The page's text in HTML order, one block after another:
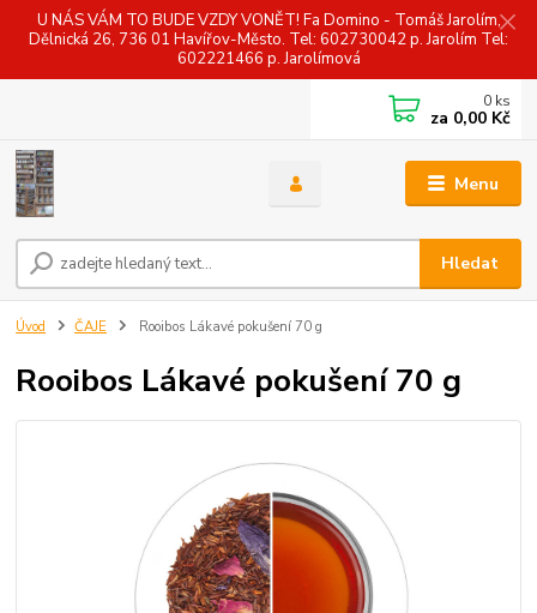
U NÁS VÁM TO BUDE VZDY VONĚT! Fa Domino - Tomáš Jarolím,
Dělnická 26, 736 01 Havířov-Město. Tel: 602730042 p. Jarolím Tel:
602221466 p. Jarolímová
Menu
Hledat
0 ks
za 0,00 Kč
Úvod ČAJE Rooibos Lákavé pokušení 70 g
Rooibos Lákavé pokušení 70 g